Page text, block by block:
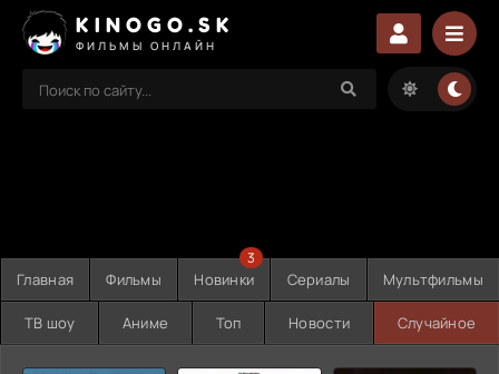
KINOGO.SK
ФИЛЬМЫ ОНЛАЙН
Главная Фильмы Новинки
3
Сериалы Мультфильмы
ТВ шоу Аниме Топ Новости Случайное